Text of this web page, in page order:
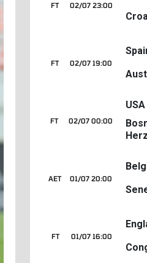
02/07 23:00
FT
02/07 19:00
FT
02/07 00:00
FT
USA
01/07 20:00
AET
01/07 16:00
FT